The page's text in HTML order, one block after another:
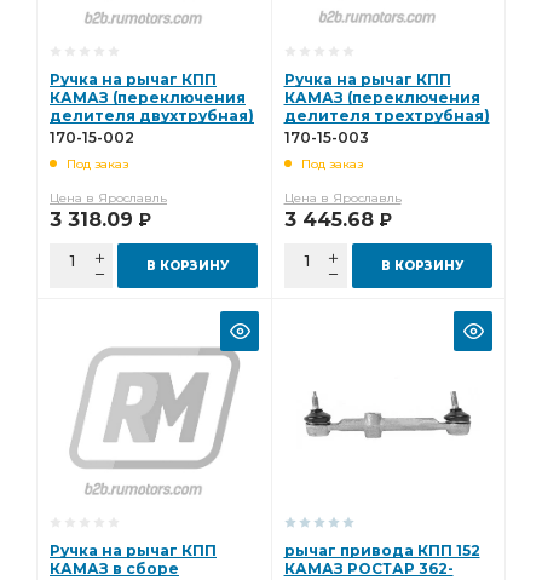
Ручка на рычаг КПП
КАМАЗ (переключения
делителя двухтрубная)
на а/м (07-) в сборе
170-15-002
Под заказ
Цена в Ярославль
3 318.09 Р
В КОРЗИНУ
Ручка на рычаг КПП
КАМАЗ (переключения
делителя трехтрубная)
на КПП-15,152 комплект
170-15-003
Под заказ
Цена в Ярославль
3 445.68 Р
В КОРЗИНУ
Ручка на рычаг КПП
КАМАЗ в сборе
рычаг привода КПП 152
КАМАЗ РОСТАР 362-